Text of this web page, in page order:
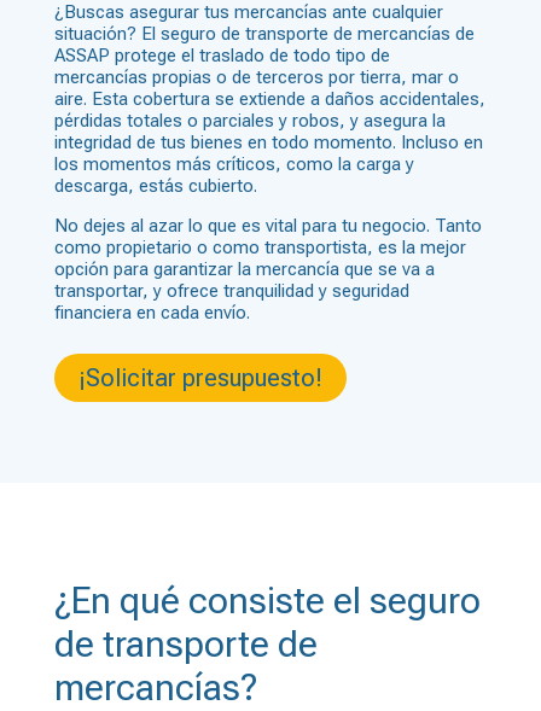
¿Buscas asegurar tus mercancías ante cualquier
situación? El seguro de transporte de mercancías de
ASSAP protege el traslado de todo tipo de
mercancías propias o de terceros por tierra, mar o
aire. Esta cobertura se extiende a daños accidentales,
pérdidas totales o parciales y robos, y asegura la
integridad de tus bienes en todo momento. Incluso en
los momentos más críticos, como la carga y
descarga, estás cubierto.
No dejes al azar lo que es vital para tu negocio. Tanto
como propietario o como transportista, es la mejor
opción para garantizar la mercancía que se va a
transportar, y ofrece tranquilidad y seguridad
financiera en cada envío.
¡Solicitar presupuesto!
¿En qué consiste el seguro
de transporte de
mercancías?